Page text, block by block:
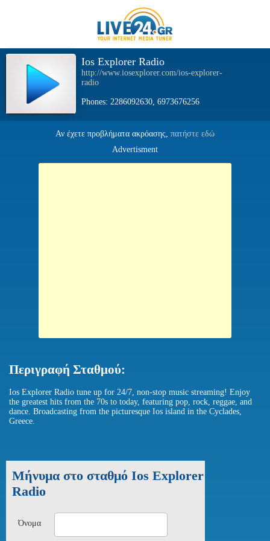
Ios Explorer Radio
http://www.iosexplorer.com/ios-explorer-
radio
Phones: 2286092630, 6973676256
Αν έχετε προβλήματα ακρόασης, πατήστε εδώ
Advertisment
Περιγραφή Σταθμού:
Ios Explorer Radio tune up for 24/7, non-stop music streaming! Enjoy
the greatest hits from the 70s to today, featuring pop, rock, reggae, and
dance. Broadcasting from the picturesque Ios island in the Cyclades,
Greece.
Μήνυμα στο σταθμό Ios Explorer
Radio
Όνομα